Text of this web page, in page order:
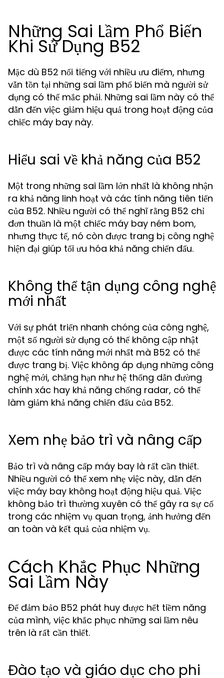
Những Sai Lầm Phổ Biến
Khi Sử Dụng B52
Mặc dù B52 nổi tiếng với nhiều ưu điểm, nhưng
vẫn tồn tại những sai lầm phổ biến mà người sử
dụng có thể mắc phải. Những sai lầm này có thể
dẫn đến việc giảm hiệu quả trong hoạt động của
chiếc máy bay này.
Hiểu sai về khả năng của B52
Một trong những sai lầm lớn nhất là không nhận
ra khả năng linh hoạt và các tính năng tiên tiến
của B52. Nhiều người có thể nghĩ rằng B52 chỉ
đơn thuần là một chiếc máy bay ném bom,
nhưng thực tế, nó còn được trang bị công nghệ
hiện đại giúp tối ưu hóa khả năng chiến đấu.
Không thể tận dụng công nghệ
mới nhất
Với sự phát triển nhanh chóng của công nghệ,
một số người sử dụng có thể không cập nhật
được các tính năng mới nhất mà B52 có thể
được trang bị. Việc không áp dụng những công
nghệ mới, chẳng hạn như hệ thống dẫn đường
chính xác hay khả năng chống radar, có thể
làm giảm khả năng chiến đấu của B52.
Xem nhẹ bảo trì và nâng cấp
Bảo trì và nâng cấp máy bay là rất cần thiết.
Nhiều người có thể xem nhẹ việc này, dẫn đến
việc máy bay không hoạt động hiệu quả. Việc
không bảo trì thường xuyên có thể gây ra sự cố
trong các nhiệm vụ quan trọng, ảnh hưởng đến
an toàn và kết quả của nhiệm vụ.
Cách Khắc Phục Những
Sai Lầm Này
Để đảm bảo B52 phát huy được hết tiềm năng
của mình, việc khắc phục những sai lầm nêu
trên là rất cần thiết.
Đào tạo và giáo dục cho phi